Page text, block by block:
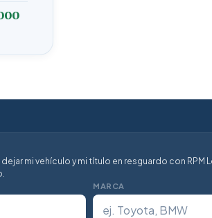
mi vehículo y mi título en resguardo con RPM
MARCA